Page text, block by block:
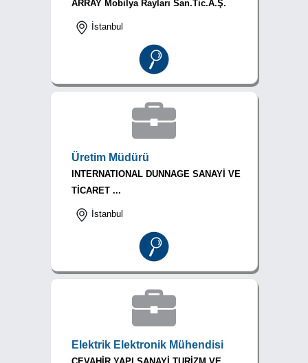
ARRAY Mobilya Rayları San.Tic.A.Ş.
İstanbul
Üretim Müdürü
INTERNATIONAL DUNNAGE SANAYİ VE
TİCARET ...
İstanbul
Elektrik Elektronik Mühendisi